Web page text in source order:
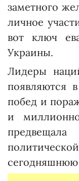
заметного
личное
вот ключ
Украины.
Лидеры
появляются
побед и
и
сегодняшнюю